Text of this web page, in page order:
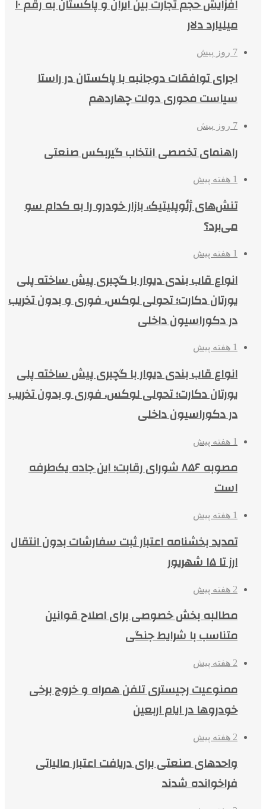
افزایش حجم تجارت بین ایران و پاکستان به رقم ۱۰
میلیارد دلار
7 روز پیش
اجرای توافقات دوجانبه با پاکستان در راستا
سیاست محوری دولت چهاردهم
7 روز پیش
راهنمای تخصصی انتخاب گیربکس صنعتی
1 هفته پیش
تنش‌های ژئوپلیتیک، بازار خودرو را به کدام سو
می‌برد؟
1 هفته پیش
انواع قاب بندی دیوار با گچبری پیش ساخته پلی
یورتان دکارت؛ تحولی لوکس، فوری و بدون تخریب
در دکوراسیون داخلی
1 هفته پیش
انواع قاب بندی دیوار با گچبری پیش ساخته پلی
یورتان دکارت؛ تحولی لوکس، فوری و بدون تخریب
در دکوراسیون داخلی
1 هفته پیش
مصوبه ۸۵۶ شورای رقابت؛ این جاده یک‌طرفه
است
1 هفته پیش
تمدید بخشنامه اعتبار ثبت سفارشات بدون انتقال
ارز تا ۱۵ شهریور
2 هفته پیش
مطالبه بخش خصوصی برای اصلاح قوانین
متناسب با شرایط جنگی
2 هفته پیش
ممنوعیت رجیستری تلفن همراه و خروج برخی
خودروها در ایام اربعین
2 هفته پیش
واحدهای صنعتی برای دریافت اعتبار مالیاتی
فراخوانده شدند